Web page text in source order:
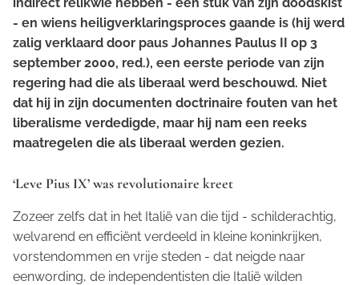
- en wiens heiligverklaringsproces gaande is (hij werd
zalig verklaard door paus Johannes Paulus II op 3
september 2000, red.), een eerste periode van zijn
regering had die als liberaal werd beschouwd. Niet
dat hij in zijn documenten doctrinaire fouten van het
liberalisme verdedigde, maar hij nam een reeks
maatregelen die als liberaal werden gezien.
‘Leve Pius IX’ was revolutionaire kreet
Zozeer zelfs dat in het Italië van die tijd - schilderachtig,
welvarend en efficiënt verdeeld in kleine koninkrijken,
vorstendommen en vrije steden - dat neigde naar
eenwording, de independentisten die Italië wilden